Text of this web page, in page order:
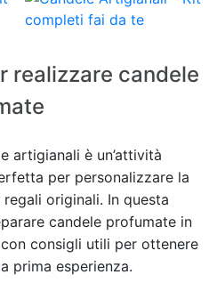
realizzare candele
artigianali è un’attività
per personalizzare la
originali. In questa
candele profumate in
consigli utili per ottenere
prima esperienza.